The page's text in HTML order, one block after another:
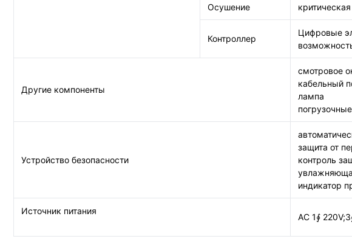
Осушение
Контроллер
Цифровые
Другие компоненты
смотровое
кабельный
лампа
Устройство безопасности
защита от
контроль
индикатор
Источник питания
AC 1∮